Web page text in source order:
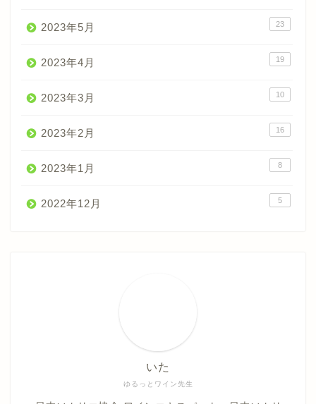
2023年5月 23
2023年4月 19
2023年3月 10
2023年2月 16
2023年1月 8
2022年12月 5
ゆるっとワイン先生
いた